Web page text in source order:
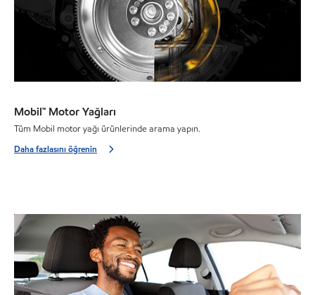
Mobil™ Motor Yağları
Tüm Mobil motor yağı ürünlerinde arama yapın.
Daha fazlasını öğrenin